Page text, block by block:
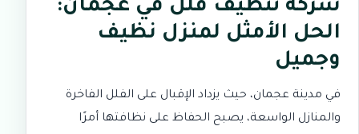
شركة تنظيف فلل في عجمان:
الحل الأمثل لمنزل نظيف
وجميل
في مدينة عجمان، حيث يزداد الإقبال على الفلل الفاخرة
والمنازل الواسعة، يصبح الحفاظ على نظافتها أمرًا